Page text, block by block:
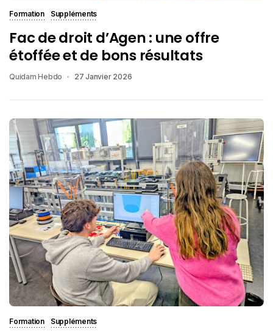
Formation Suppléments
Fac de droit d’Agen : une offre
étoffée et de bons résultats
Quidam Hebdo 27 Janvier 2026
Formation Suppléments